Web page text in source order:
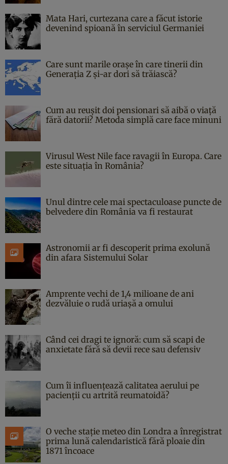
Mata Hari, curtezana care a făcut istorie
devenind spioană în serviciul Germaniei
Care sunt marile orașe în care tinerii din
Generația Z și-ar dori să trăiască?
Cum au reușit doi pensionari să aibă o viață
fără datorii? Metoda simplă care face minuni
Virusul West Nile face ravagii în Europa. Care
este situația în România?
Unul dintre cele mai spectaculoase puncte de
belvedere din România va fi restaurat
Astronomii ar fi descoperit prima exolună
din afara Sistemului Solar
Amprente vechi de 1,4 milioane de ani
dezvăluie o rudă uriașă a omului
Când cei dragi te ignoră: cum să scapi de
anxietate fără să devii rece sau defensiv
Cum îi influențează calitatea aerului pe
pacienții cu artrită reumatoidă?
O veche stație meteo din Londra a înregistrat
prima lună calendaristică fără ploaie din
1871 încoace